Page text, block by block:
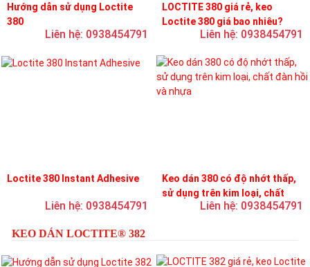
Hướng dẫn sử dụng Loctite
380
Liên hệ: 0938454791
LOCTITE 380 giá rẻ, keo
Loctite 380 giá bao nhiêu?
Liên hệ: 0938454791
Loctite 380 Instant Adhesive
Liên hệ: 0938454791
Keo dán 380 có độ nhớt thấp,
sử dụng trên kim loại, chất
đàn hồi và nhựaLiên hệ: 0938454791
KEO DÁN LOCTITE® 382